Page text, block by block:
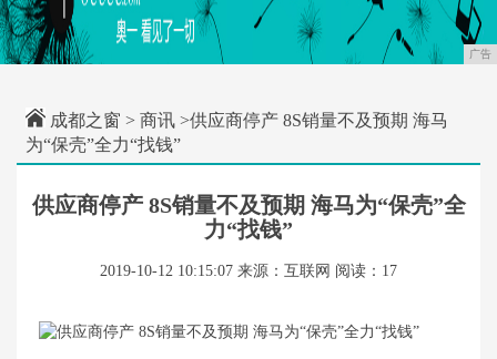
广告
成都之窗 > 商讯 >供应商停产 8S销量不及预期 海马
为“保壳”全力“找钱”
供应商停产 8S销量不及预期 海马为“保壳”全
力“找钱”
2019-10-12 10:15:07 来源：互联网 阅读：17